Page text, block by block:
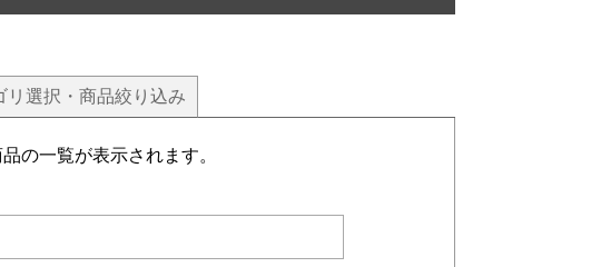
リ選択・商品絞り込み
の一覧が表示されます。